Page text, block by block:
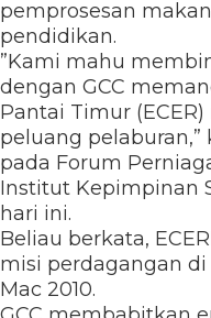
pemprosesan
pendidikan.
”Kami mahu
dengan GCC
Pantai Timur
peluang
pada Forum
Institut Kepimpinan
hari ini.
Beliau berkata,
misi perdagangan di
Mac 2010.